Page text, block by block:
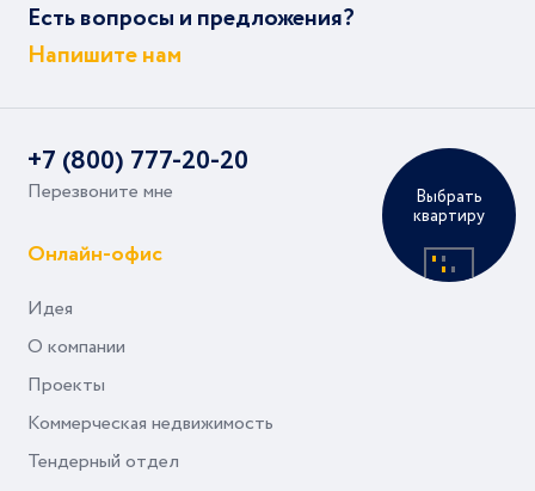
Выбрать
квартиру
Есть вопросы и предложения?
Напишите нам
+7 (800) 777-20-20
Перезвоните мне
Онлайн-офис
Идея
О компании
Проекты
Коммерческая недвижимость
Тендерный отдел